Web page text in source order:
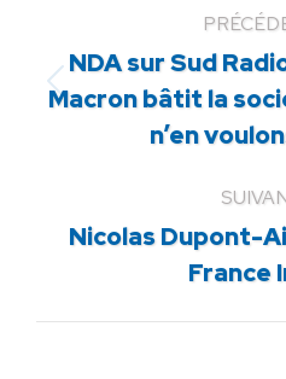
:
NDA sur Sud
Macron bâtit la
n’en
Nicolas Dupont-
France